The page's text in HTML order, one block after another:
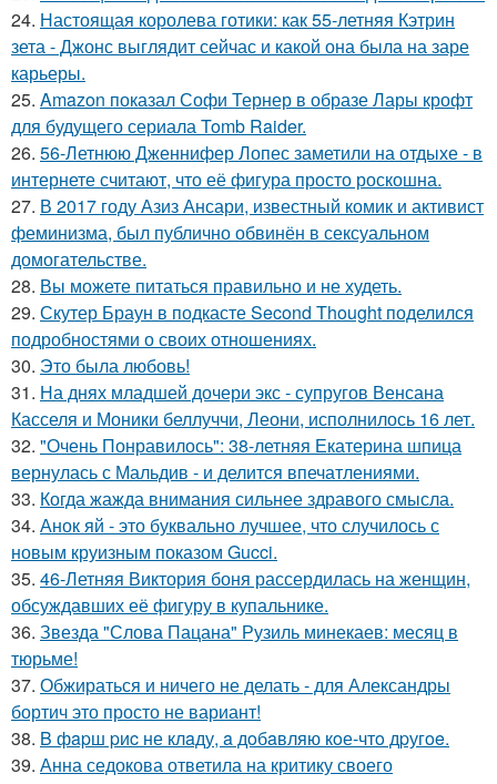
24. Настоящая королева готики: как 55-летняя Кэтрин
зета - Джонс выглядит сейчас и какой она была на заре
карьеры.
25. Amazon показал Софи Тернер в образе Лары крофт
для будущего сериала Tomb Raider.
26. 56-Летнюю Дженнифер Лопес заметили на отдыхе - в
интернете считают, что её фигура просто роскошна.
27. В 2017 году Азиз Ансари, известный комик и активист
феминизма, был публично обвинён в сексуальном
домогательстве.
28. Вы можете питаться правильно и не худеть.
29. Скутер Браун в подкасте Second Thought поделился
подробностями о своих отношениях.
30. Это была любовь!
31. На днях младшей дочери экс - супругов Венсана
Касселя и Моники беллуччи, Леони, исполнилось 16 лет.
32. "Очень Понравилось": 38-летняя Екатерина шпица
вернулась с Мальдив - и делится впечатлениями.
33. Когда жажда внимания сильнее здравого смысла.
34. Анок яй - это буквально лучшее, что случилось с
новым круизным показом Gucci.
35. 46-Летняя Виктория боня рассердилась на женщин,
обсуждавших её фигуру в купальнике.
36. Звезда "Слова Пацана" Рузиль минекаев: месяц в
тюрьме!
37. Обжираться и ничего не делать - для Александры
бортич это просто не вариант!
38. B фapш pиc не клaду, a дoбaвляю кoе-чтo дpугoe.
39. Анна седокова ответила на критику своего